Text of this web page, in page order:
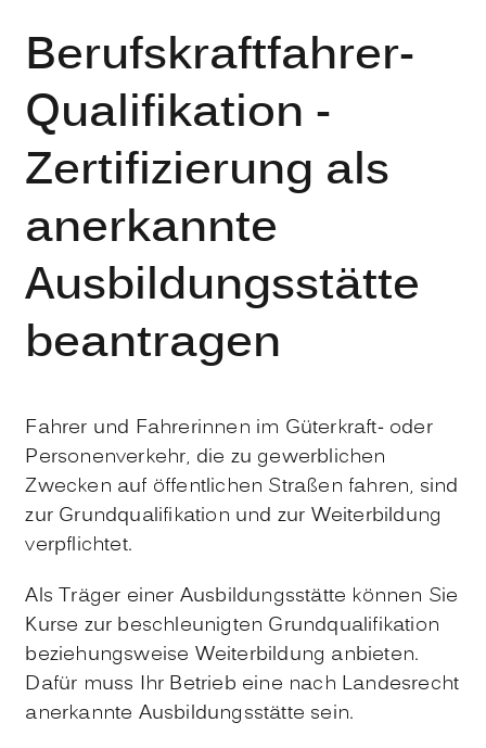
Berufskraftfahrer-
Qualifikation -
Zertifizierung als
anerkannte
Ausbildungsstätte
beantragen
Fahrer und Fahrerinnen im Güterkraft- oder
Personenverkehr, die zu gewerblichen
Zwecken auf öffentlichen Straßen fahren, sind
zur Grundqualifikation und zur Weiterbildung
verpflichtet.
Als Träger einer Ausbildungsstätte können Sie
Kurse zur beschleunigten Grundqualifikation
beziehungsweise Weiterbildung anbieten.
Dafür muss Ihr Betrieb eine nach Landesrecht
anerkannte Ausbildungsstätte sein.